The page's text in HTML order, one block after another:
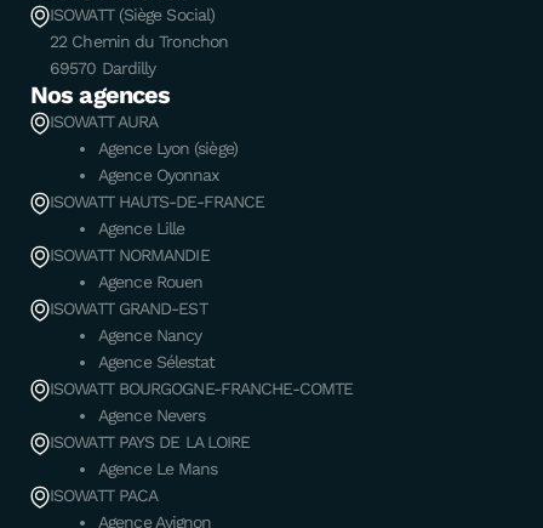
ISOWATT (Siège Social)
22 Chemin du Tronchon
69570 Dardilly
Nos agences
ISOWATT AURA
Agence Lyon (siège)
Agence Oyonnax
ISOWATT HAUTS-DE-FRANCE
Agence Lille
ISOWATT NORMANDIE
Agence Rouen
ISOWATT GRAND-EST
Agence Nancy
Agence Sélestat
ISOWATT BOURGOGNE-FRANCHE-COMTE
Agence Nevers
ISOWATT PAYS DE LA LOIRE
Agence Le Mans
ISOWATT PACA
Agence Avignon